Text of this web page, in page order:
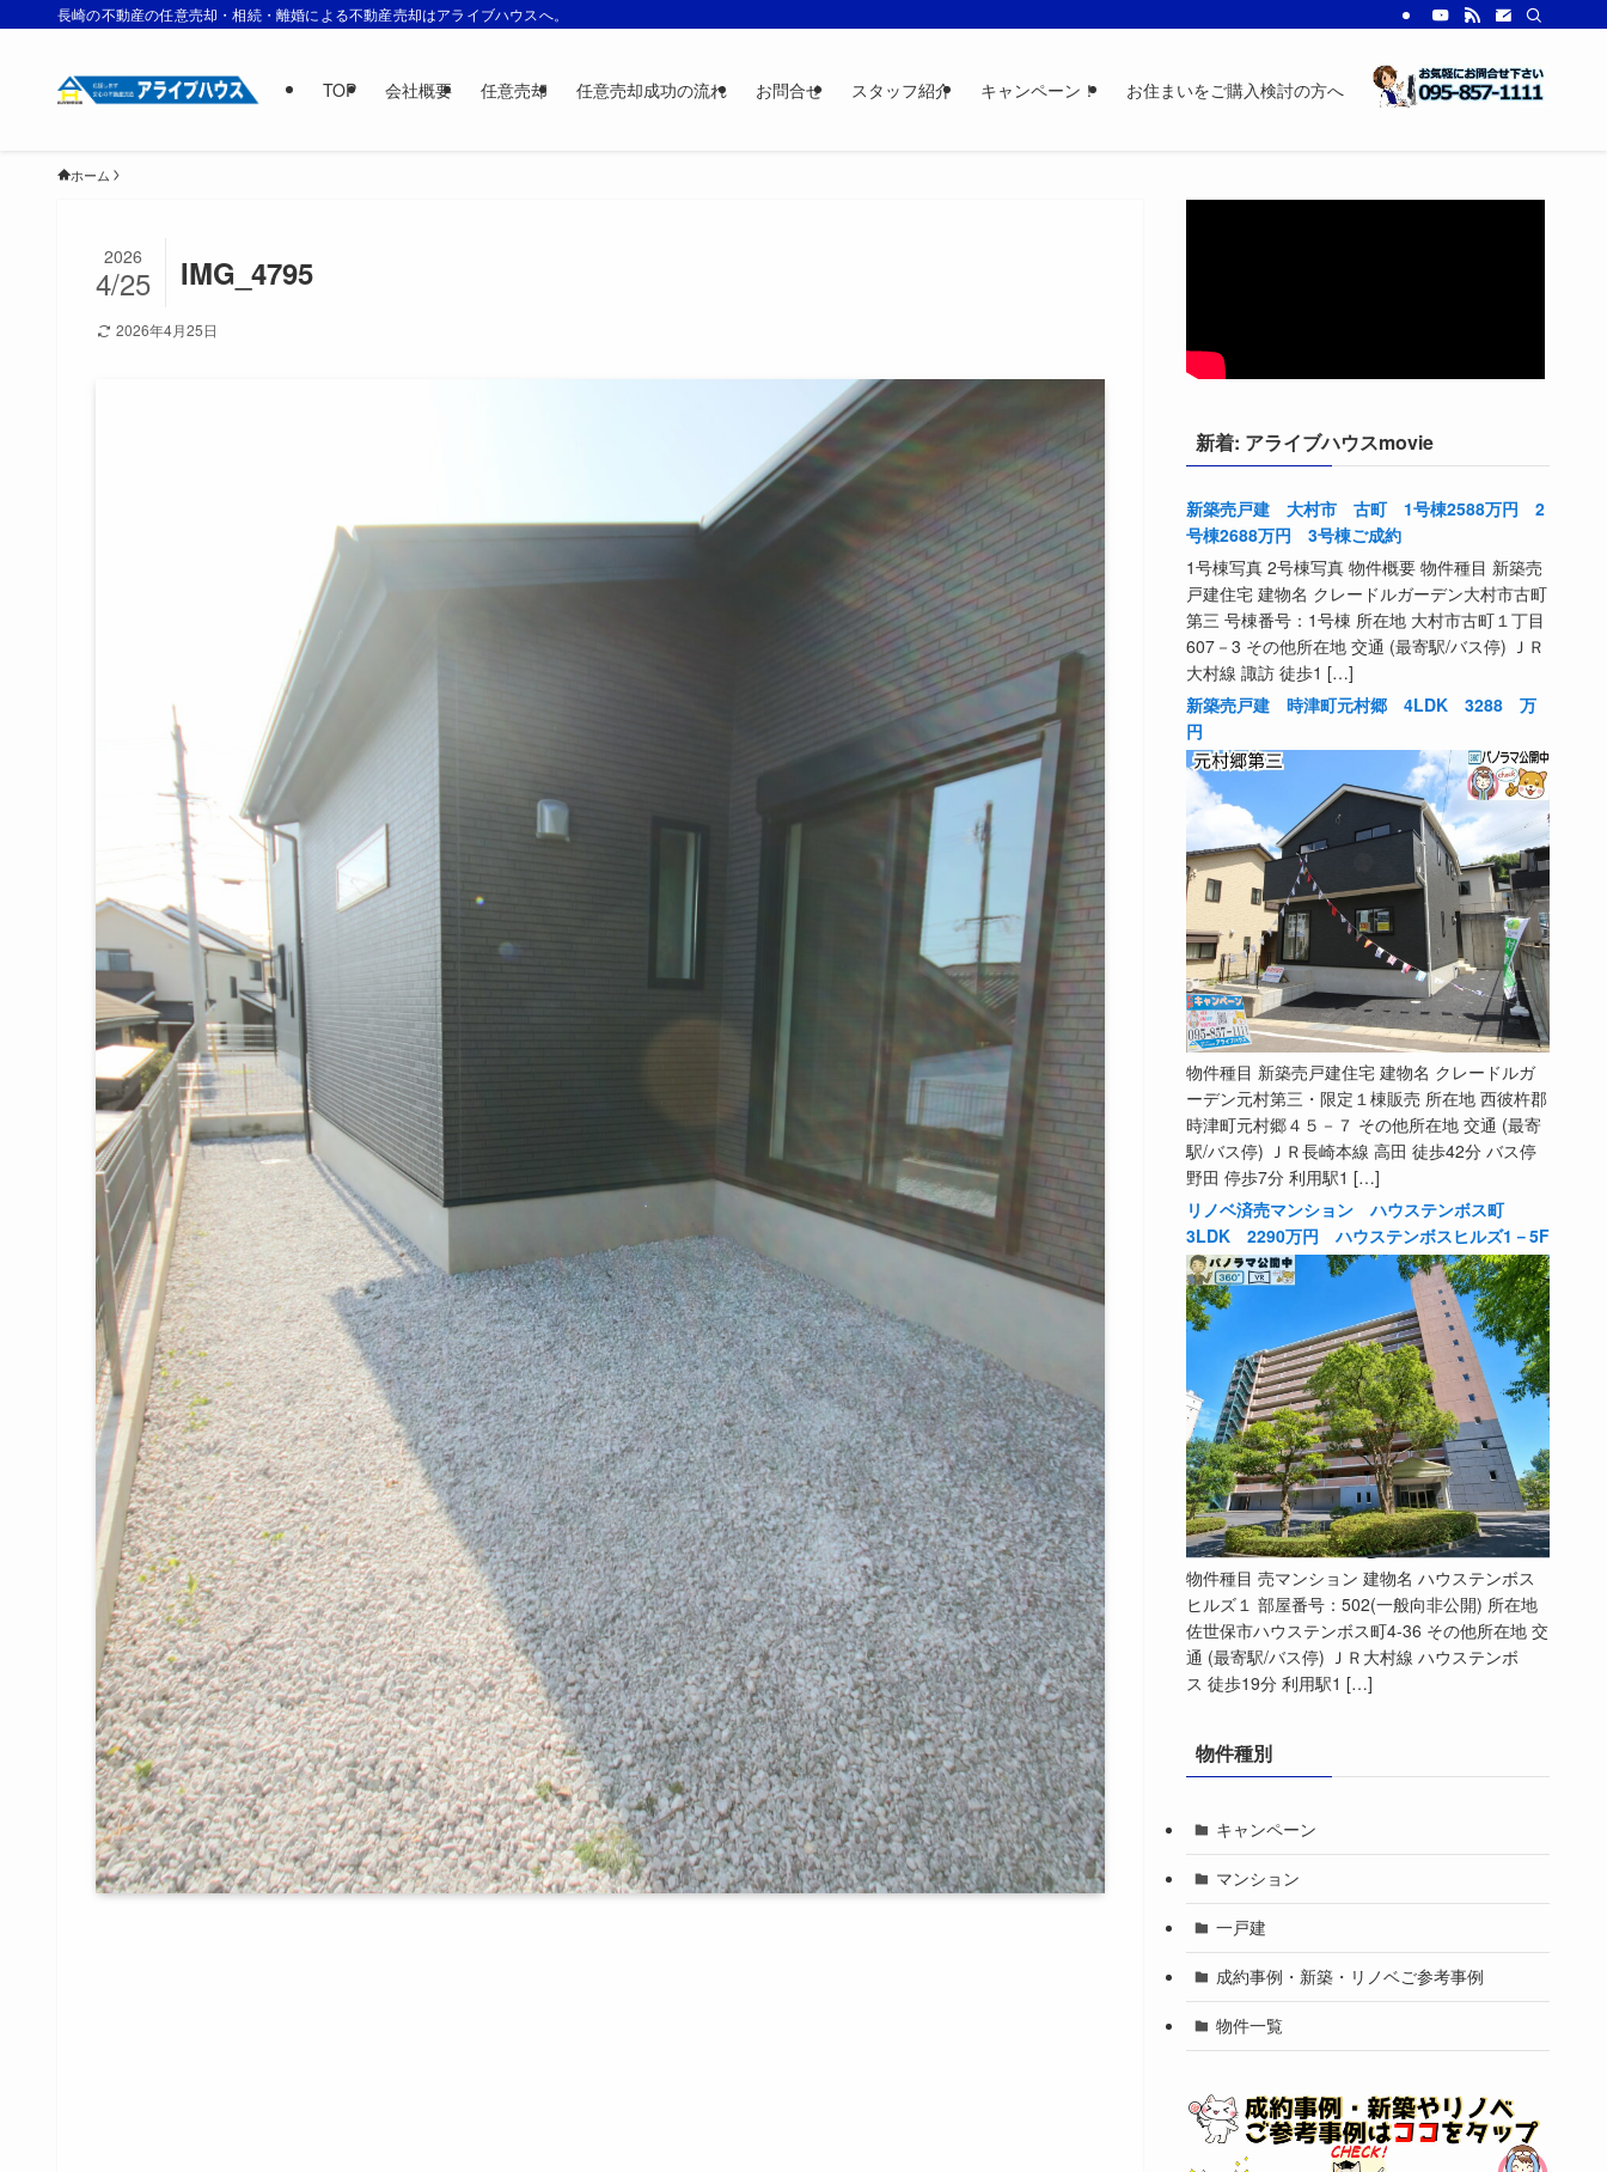
長崎の不動産の任意売却・相続・離婚による不動産売却はアライブハウスへ。
TOP 会社概要 任意売却 任意売却成功の流れ お問合せ スタッフ紹介 キャンペーン！ お住まいをご購入検討の方へ
ホーム
IMG_4795
2026
4/25
2026年4月25日
新着: アライブハウスmovie
新築売戸建 大村市 古町 1号棟2588万円 2
号棟2688万円 3号棟ご成約
1号棟写真 2号棟写真 物件概要 物件種目 新築売
戸建住宅 建物名 クレードルガーデン大村市古町
第三 号棟番号：1号棟 所在地 大村市古町１丁目
607－3 その他所在地 交通 (最寄駅/バス停) ＪＲ
大村線 諏訪 徒歩1 […]
新築売戸建 時津町元村郷 4LDK 3288 万
円
物件種目 新築売戸建住宅 建物名 クレードルガ
ーデン元村第三・限定１棟販売 所在地 西彼杵郡
時津町元村郷４５－７ その他所在地 交通 (最寄
駅/バス停) ＪＲ長崎本線 高田 徒歩42分 バス停
野田 停歩7分 利用駅1 […]
リノベ済売マンション ハウステンボス町
3LDK 2290万円 ハウステンボスヒルズ1－5F
物件種目 売マンション 建物名 ハウステンボス
ヒルズ１ 部屋番号：502(一般向非公開) 所在地
佐世保市ハウステンボス町4-36 その他所在地 交
通 (最寄駅/バス停) ＪＲ大村線 ハウステンボ
ス 徒歩19分 利用駅1 […]
物件種別
キャンペーン
マンション
一戸建
成約事例・新築・リノベご参考事例
物件一覧